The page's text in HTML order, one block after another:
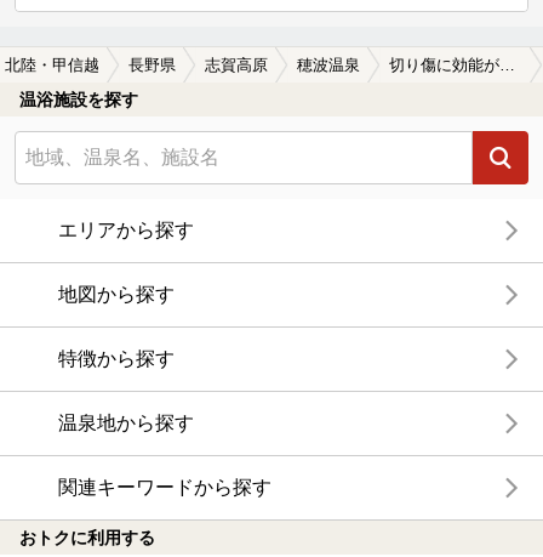
北陸・甲信越 長野県 志賀高原 穂波温泉 切り傷に効能がある穂波温泉の温泉、日帰り温泉、スーパー銭湯おすすめ
温浴施設を探す
エリアから探す
地図から探す
特徴から探す
温泉地から探す
関連キーワードから探す
おトクに利用する